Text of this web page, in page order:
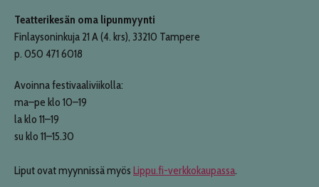
Teatterikesän oma lipunmyynti
Finlaysoninkuja 21 A (4. krs), 33210 Tampere
p. 050 471 6018
Avoinna festivaaliviikolla:
ma–pe klo 10–19
la klo 11–19
su klo 11–15.30
Liput ovat myynnissä myös Lippu.fi-verkkokaupassa.